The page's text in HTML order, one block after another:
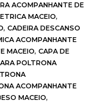
ACOMPANHANTE DE
MACEIO,
, CADEIRA DESCANSO
ACOMPANHANTE
MACEIO, CAPA DE
POLTRONA
ACOMPANHANTE
MACEIO,